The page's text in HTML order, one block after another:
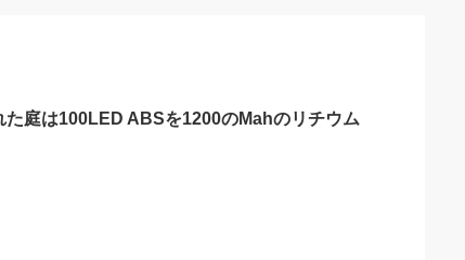
庭は100LED ABSを1200のMahのリチウム